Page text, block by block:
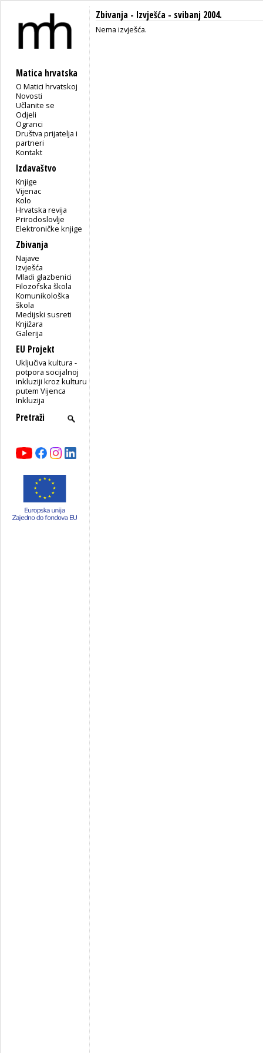
Matica hrvatska
O Matici hrvatskoj
Novosti
Učlanite se
Odjeli
Ogranci
Društva prijatelja i
partneri
Kontakt
Izdavaštvo
Knjige
Vijenac
Kolo
Hrvatska revija
Prirodoslovlje
Elektroničke knjige
Zbivanja
Najave
Izvješća
Mladi glazbenici
Filozofska škola
Komunikološka
škola
Medijski susreti
Knjižara
Galerija
EU Projekt
Uključiva kultura -
potpora socijalnoj
inkluziji kroz kulturu
putem Vijenca
Inkluzija
Zbivanja - Izvješća - svibanj 2004.
Nema izvješća.